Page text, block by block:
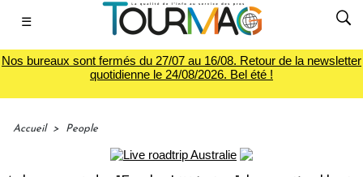
☰
Nos bureaux sont fermés du 27/07 au 16/08. Retour de la newsletter
quotidienne le 24/08/2026. Bel été !
Accueil > People